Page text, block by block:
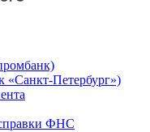
«Санкт-Петербург»)
ФНС